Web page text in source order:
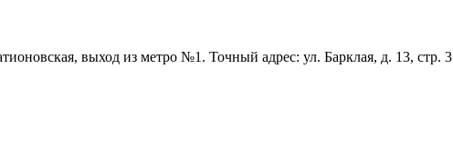
выход из метро №1. Точный адрес: ул. Барклая, д. 13, стр. 3